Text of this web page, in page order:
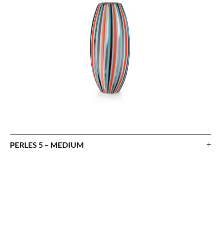
PERLES 5 – MEDIUM +